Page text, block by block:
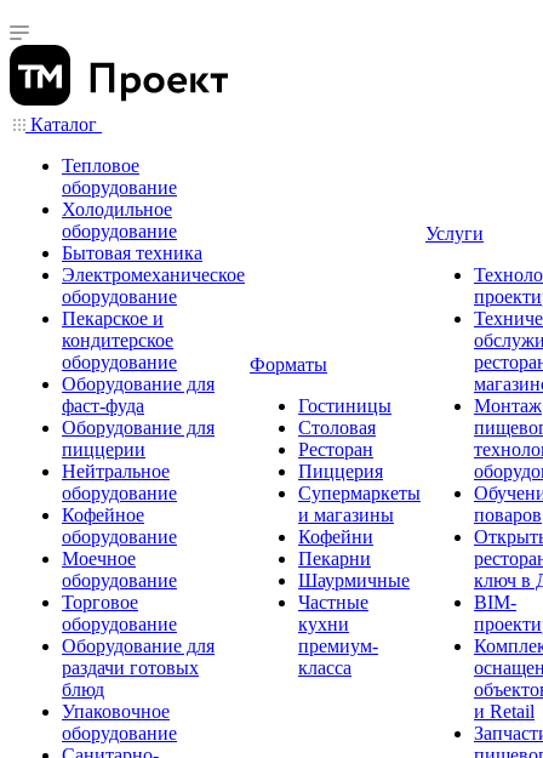
Каталог
Тепловое
оборудование
Холодильное
оборудование
Бытовая техника
Электромеханическое
оборудование
Пекарское и
кондитерское
оборудование
Оборудование для
фаст-фуда
Оборудование для
пиццерии
Нейтральное
оборудование
Кофейное
оборудование
Моечное
оборудование
Торговое
оборудование
Оборудование для
раздачи готовых
блюд
Упаковочное
оборудование
Форматы
Гостиницы
Столовая
Ресторан
Пиццерия
Супермаркеты
и магазины
Кофейни
Пекарни
Шаурмичные
Частные
кухни
премиум-
класса
Услуги
Монтаж
поваров
ключ в
BIM-
и Retail